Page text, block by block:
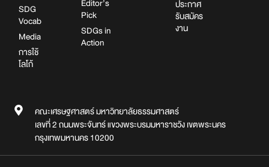
SDG
Vocab
Media
การใช้
โลโก้
Pick
SDGs in
Action
ประกาศ
รับสมัคร
งาน
คณะเศรษฐศาสตร์ มหาวิทยาลัยธรรมศาสตร์
เลขที่ 2 ถนนพระจันทร์ แขวงพระบรมมหาราชวัง เขตพระนคร
กรุงเทพมหานคร 10200